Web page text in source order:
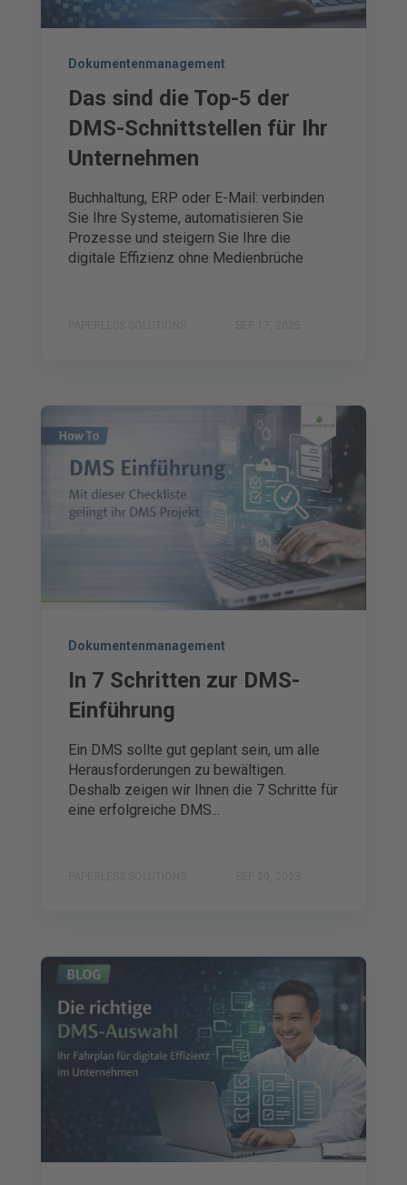
Dokumentenmanagement
Das sind die Top-5 der
DMS-Schnittstellen für Ihr
Unternehmen
Buchhaltung, ERP oder E-Mail: verbinden
Sie Ihre Systeme, automatisieren Sie
Prozesse und steigern Sie Ihre die
digitale Effizienz ohne Medienbrüche
Dokumentenmanagement
In 7 Schritten zur DMS-
Einführung
Ein DMS sollte gut geplant sein, um alle
Herausforderungen zu bewältigen.
Deshalb zeigen wir Ihnen die 7 Schritte für
eine erfolgreiche DMS...